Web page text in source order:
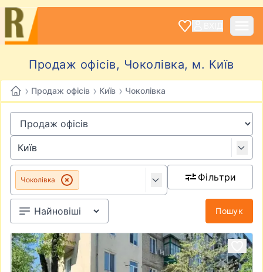
Продаж офісів, Чоколівка, м. Київ
› Продаж офісів › Київ › Чоколівка
Чоколівка Фільтри
Пошук